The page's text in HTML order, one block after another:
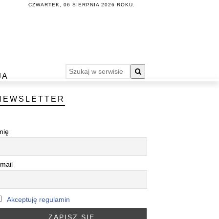
CZWARTEK, 06 SIERPNIA 2026 ROKU.
Akceptuję regulamin